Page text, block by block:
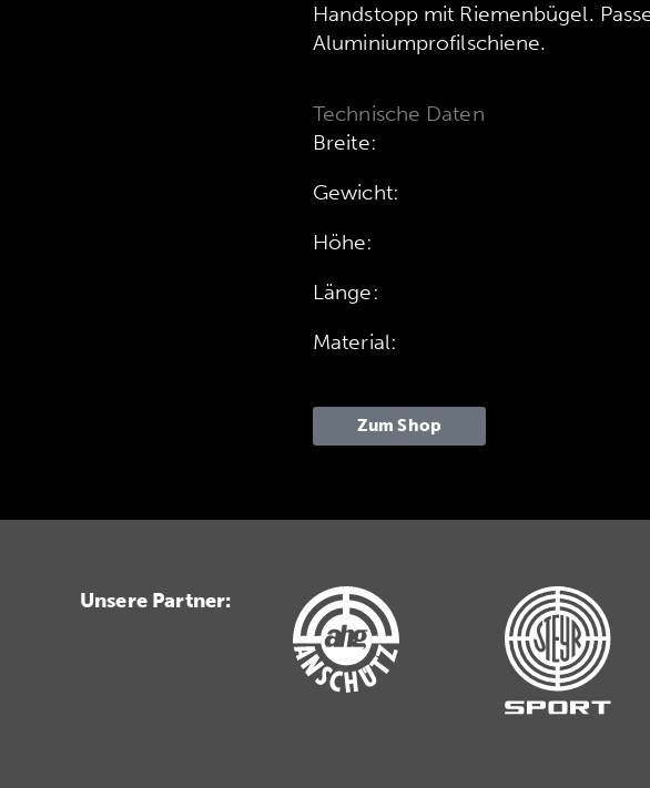
Handstopp mit Riemenbügel.
Aluminiumprofilschiene.
Technische Daten
Breite:
Gewicht:
Höhe:
Länge:
Material:
Zum Shop
Unsere Partner: